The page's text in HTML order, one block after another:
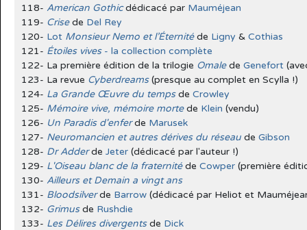
118- American Gothicdédicacé par Mauméjean
119- Crisede Del Rey
120- Lot Monsieur Nemo et l’Éternitéde Ligny & Cothias
121- Étoiles vives - la collection complète
122- La première édition de la trilogie Omalede Genefort
123- La revue Cyberdreams (presque au complet en Scylla !)
124- La Grande Œuvre du tempsde Crowley
125- Mémoire vive, mémoire mortede Klein (vendu)
126- Un Paradis d'enferde Marusek
127- Neuromancien et autres dérives du réseau de Gibson
128- Dr Adder de Jeter (dédicacé par l'auteur !)
129- L'Oiseau blanc de la fraternitéde Cowper (première
130- Ailleurs et Demain a vingt ans
131- Bloodsilverde Barrow (dédicacé par Heliot et
132- Grimusde Rushdie
133- Les Délires divergentsde Dick